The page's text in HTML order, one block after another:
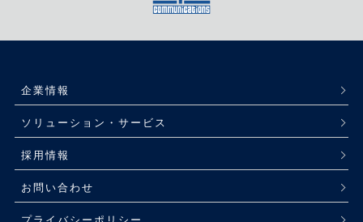
企業情報
ソリューション・サービス
採用情報
お問い合わせ